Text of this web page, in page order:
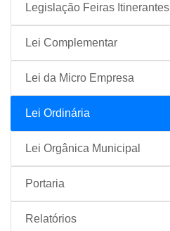
Legislação Feiras Itinerantes
Lei Complementar
Lei da Micro Empresa
Lei Ordinária
Lei Orgânica Municipal
Portaria
Relatórios